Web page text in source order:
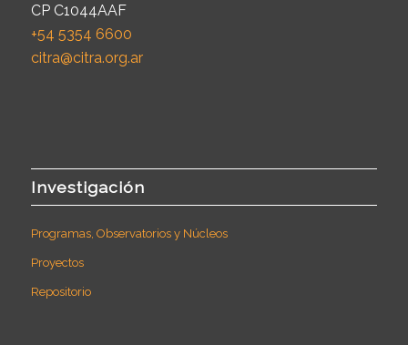
CP C1044AAF
+54 5354 6600
citra@citra.org.ar
Investigación
Programas, Observatorios y Núcleos
Proyectos
Repositorio